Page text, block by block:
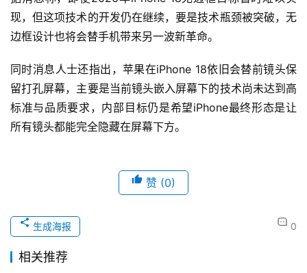
现，但这项技术的开发仍在继续，要是技术瓶颈被突破，无
边框设计也将会替手机带来另一波新革命。
同时消息人士还指出，苹果在iPhone 18依旧会替前镜头保
留打孔屏幕，主要是当前镜头嵌入屏幕下的技术尚未达到高
标准与品质要求，内部目标仍是希望iPhone最终形态是让
所有镜头都能完全隐藏在屏幕下方。
赞 (0)
0
生成海报
相关推荐